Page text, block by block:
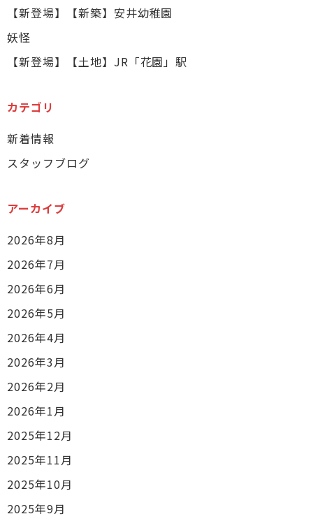
【新登場】【新築】安井幼稚園
妖怪
【新登場】【土地】JR「花園」駅
カテゴリ
新着情報
スタッフブログ
アーカイブ
2026年8月
2026年7月
2026年6月
2026年5月
2026年4月
2026年3月
2026年2月
2026年1月
2025年12月
2025年11月
2025年10月
2025年9月